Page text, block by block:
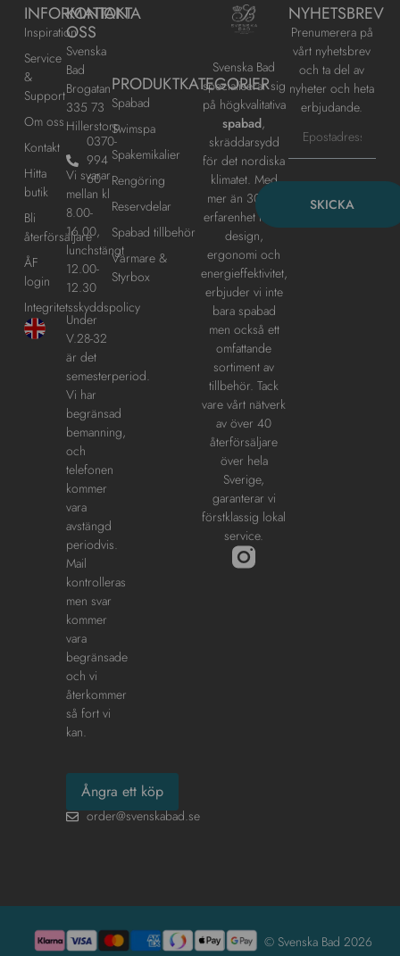
Svenska Bad
specialiserar sig
på högkvalitativa
spabad,
skräddarsydd
för det nordiska
klimatet. Med
mer än 30 års
erfarenhet inom
design,
ergonomi och
energieffektivitet,
erbjuder vi inte
bara spabad
men också ett
omfattande
sortiment av
tillbehör. Tack
vare vårt nätverk
av över 40
återförsäljare
över hela
Sverige,
garanterar vi
förstklassig lokal
service.
KONTAKTA
OSS
Svenska
Bad
Brogatan
335 73
Hillerstorp
0370-
994
60
Vi svarar
mellan kl
8.00-
16.00,
lunchstängt
12.00-
12.30
Under
V.28-32
är det
semesterperiod.
Vi har
begränsad
bemanning,
och
telefonen
kommer
vara
avstängd
periodvis.
Mail
kontrolleras
men svar
kommer
vara
begränsade
och vi
återkommer
så fort vi
kan.
Ångra ett köp
order@svenskabad.se
INFORMATION
Inspiration
Service
&
Support
Om oss
Kontakt
Hitta
butik
Bli
återförsäljare
ÅF
login
Integritetsskyddspolicy
PRODUKTKATEGORIER
Spabad
Swimspa
Spakemikalier
Rengöring
Reservdelar
Spabad tillbehör
Värmare &
Styrbox
NYHETSBREV
Prenumerera på
vårt nyhetsbrev
och ta del av
nyheter och heta
erbjudande.
SKICKA
© Svenska Bad 2026